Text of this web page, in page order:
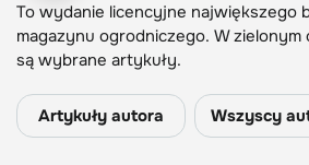
To wydanie licencyjne największego
magazynu ogrodniczego. W
są wybrane artykuły.
Artykuły autora Wszyscy